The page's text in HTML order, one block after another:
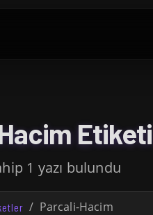
Etiketi
1 yazı bulundu
Parcali-Hacim